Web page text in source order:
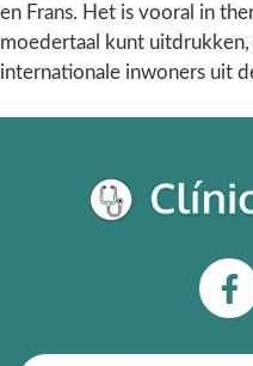
en Frans. Het is vooral in
moedertaal kunt
internationale inwoners uit
F
a